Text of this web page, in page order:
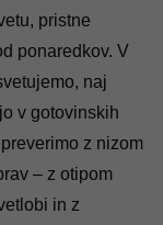
pristne
ponaredkov. V
naj
v gotovinskih
z nizom
– z otipom
in z